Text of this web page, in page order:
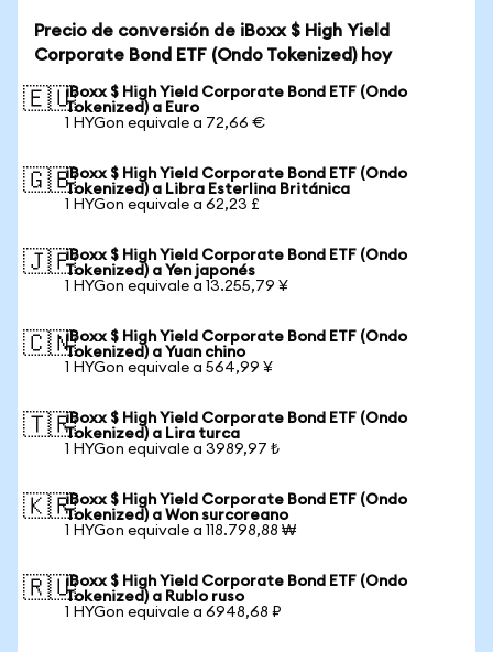
Precio de conversión de iBoxx $ High Yield
Corporate Bond ETF (Ondo Tokenized) hoy
🇪🇺iBoxx $ High Yield Corporate Bond ETF (Ondo
Tokenized) a Euro
1 HYGon equivale a 72,66 €
🇬🇧iBoxx $ High Yield Corporate Bond ETF (Ondo
Tokenized) a Libra Esterlina Británica
1 HYGon equivale a 62,23 £
🇯🇵iBoxx $ High Yield Corporate Bond ETF (Ondo
Tokenized) a Yen japonés
1 HYGon equivale a 13.255,79 ¥
🇨🇳iBoxx $ High Yield Corporate Bond ETF (Ondo
Tokenized) a Yuan chino
1 HYGon equivale a 564,99 ¥
🇹🇷iBoxx $ High Yield Corporate Bond ETF (Ondo
Tokenized) a Lira turca
1 HYGon equivale a 3989,97 ₺
🇰🇷iBoxx $ High Yield Corporate Bond ETF (Ondo
Tokenized) a Won surcoreano
1 HYGon equivale a 118.798,88 ₩
🇷🇺iBoxx $ High Yield Corporate Bond ETF (Ondo
Tokenized) a Rublo ruso
1 HYGon equivale a 6948,68 ₽